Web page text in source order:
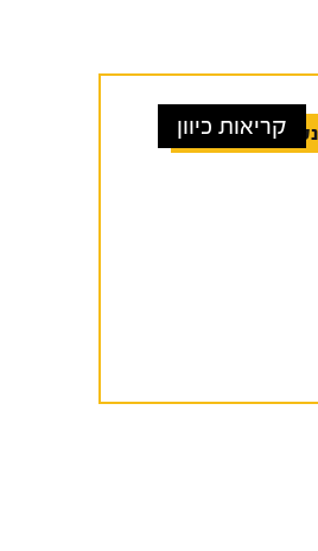
קולקטיבי
קריאות כיוון